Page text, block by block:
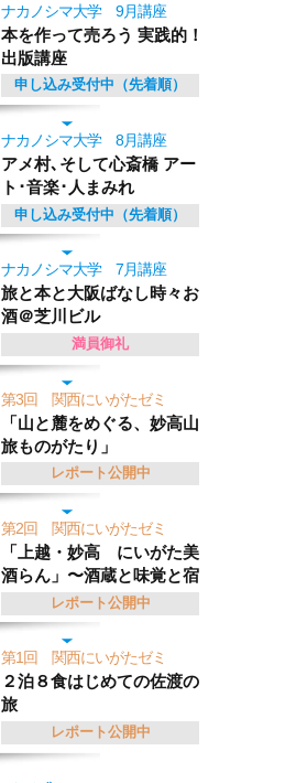
ナカノシマ大学 9月講座
本を作って売ろう 実践的！
出版講座
申し込み受付中（先着順）
ナカノシマ大学 8月講座
アメ村､そして心斎橋 アー
ト･音楽･人まみれ
申し込み受付中（先着順）
ナカノシマ大学 7月講座
旅と本と大阪ばなし時々お
酒＠芝川ビル
満員御礼
第3回 関西にいがたゼミ
「山と麓をめぐる、妙高山
旅ものがたり」
レポート公開中
第2回 関西にいがたゼミ
「上越・妙高 にいがた美
酒らん」〜酒蔵と味覚と宿
レポート公開中
第1回 関西にいがたゼミ
２泊８食はじめての佐渡の
旅
レポート公開中